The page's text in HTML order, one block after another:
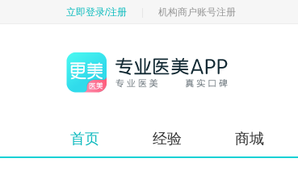
立即登录/注册 机构商户账号注册
首页 经验 商城